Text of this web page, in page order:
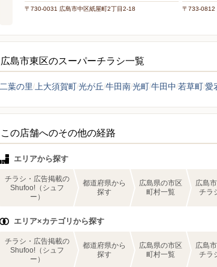
〒730-0031 広島市中区紙屋町2丁目2-18 〒733-0812
広島市東区のスーパーチラシ一覧
二葉の里 上大須賀町光が丘 牛田南光町牛田中 若草町愛
この店舗へのその他の経路
エリアから探す
チラシ・広告掲載の
Shufoo!（シュフ
ー）
都道府県から
探す
広島県の市区
町村一覧
広島
チラ
エリア×カテゴリから探す
チラシ・広告掲載の
Shufoo!（シュフ
ー）
都道府県から
探す
広島県の市区
町村一覧
広島
チラ